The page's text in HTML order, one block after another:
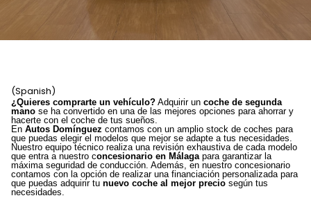
(Spanish)
¿Quieres comprarte un vehículo? Adquirir un coche de segunda
mano se ha convertido en una de las mejores opciones para ahorrar y
hacerte con el coche de tus sueños.
En Autos Domínguez contamos con un amplio stock de coches para
que puedas elegir el modelos que mejor se adapte a tus necesidades.
Nuestro equipo técnico realiza una revisión exhaustiva de cada modelo
que entra a nuestro concesionario en Málagapara garantizar la
máxima seguridad de conducción. Además, en nuestro concesionario
contamos con la opción de realizar una financiación personalizada para
que puedas adquirir tu nuevo coche al mejor precio según tus
necesidades.